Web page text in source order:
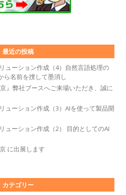
最近の投稿
ューション作成（4）自然言語処理の
ら名前を捜して墨消し
京』弊社ブースへご来場いただき、誠に
ューション作成（3）AIを使って製品開
ューション作成（2） 目的としてのAI
に出展します
カテゴリー